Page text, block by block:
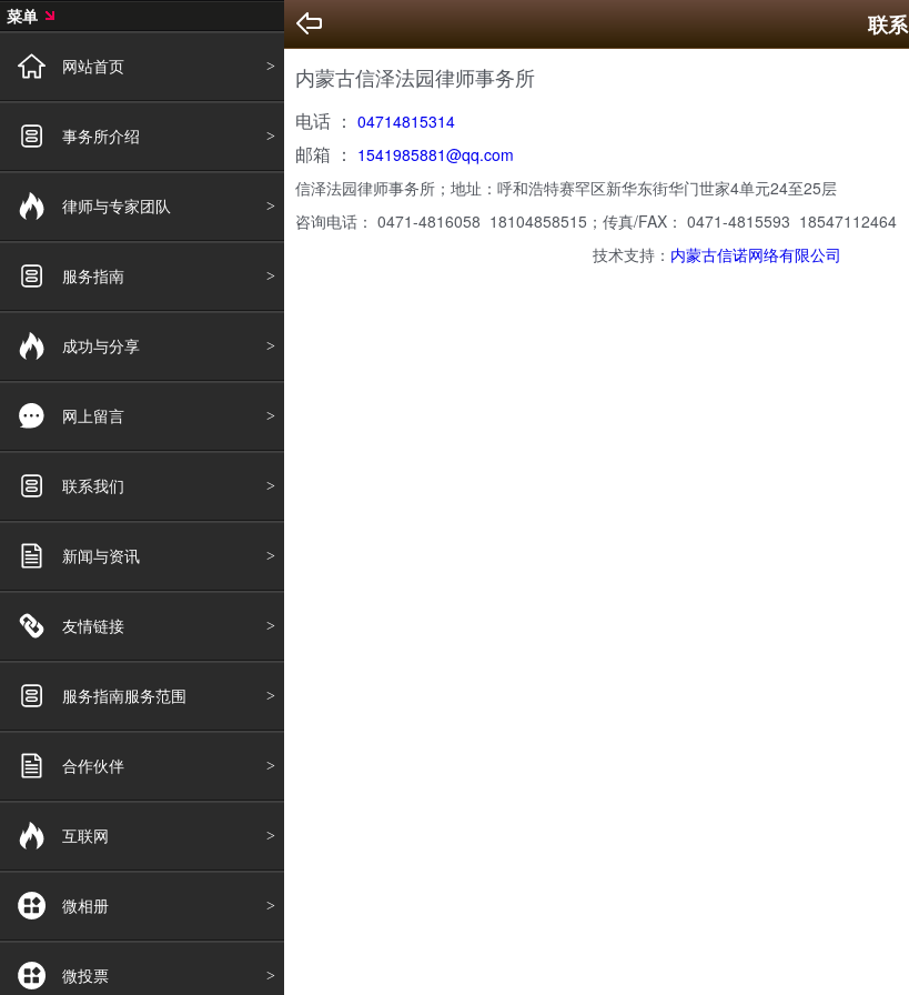
联系
内蒙古信泽法园律师事务所
电话 ： 04714815314
邮箱 ： 1541985881@qq.com
信泽法园律师事务所；地址：呼和浩特赛罕区新华东街华门世家4单元24至25层
咨询电话： 0471-4816058 18104858515；传真/FAX： 0471-4815593 18547112464
技术支持： 内蒙古信诺网络有限公司
菜单
网站首页
事务所介绍
律师与专家团队
服务指南
成功与分享
网上留言
联系我们
新闻与资讯
友情链接
服务指南服务范围
合作伙伴
互联网
微相册
微投票